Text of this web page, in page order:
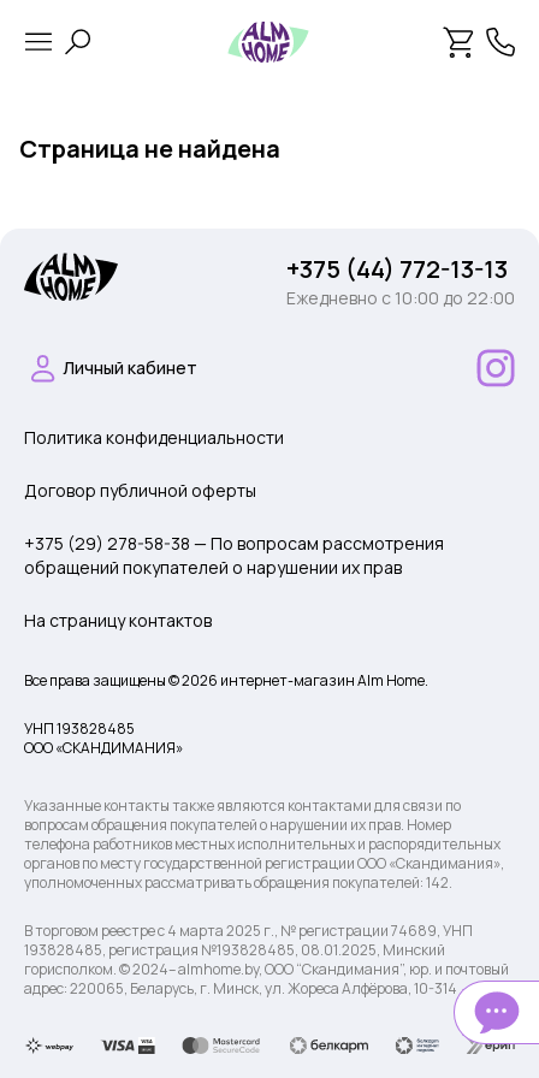
Страница не найдена
+375 (44) 772-13-13
Ежедневно c 10:00 до 22:00
Личный кабинет
Политика конфиденциальности
Договор публичной оферты
+375 (29) 278-58-38 — По вопросам рассмотрения
обращений покупателей о нарушении их прав
На страницу контактов
Все права защищены © 2026 интернет-магазин Alm Home.
УНП 193828485
ООО «СКАНДИМАНИЯ»
Указанные контакты также являются контактами для связи по
вопросам обращения покупателей о нарушении их прав. Номер
телефона работников местных исполнительных и распорядительных
органов по месту государственной регистрации ООО «Скандимания»,
уполномоченных рассматривать обращения покупателей: 142.
В торговом реестре с 4 марта 2025 г., № регистрации 74689, УНП
193828485, регистрация №193828485, 08.01.2025, Минский
горисполком. © 2024– almhome.by, ООО “Скандимания”, юр. и почтовый
адрес: 220065, Беларусь, г. Минск, ул. Жореса Алфёрова, 10-314